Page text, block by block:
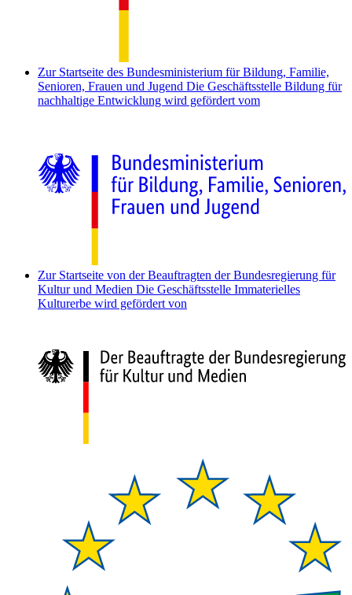
Zur Startseite des Bundesministerium für Bildung, Familie,
Senioren, Frauen und Jugend Die Geschäftsstelle Bildung für
nachhaltige Entwicklung wird gefördert vom
Zur Startseite von der Beauftragten der Bundesregierung für
Kultur und Medien Die Geschäftsstelle Immaterielles
Kulturerbe wird gefördert von